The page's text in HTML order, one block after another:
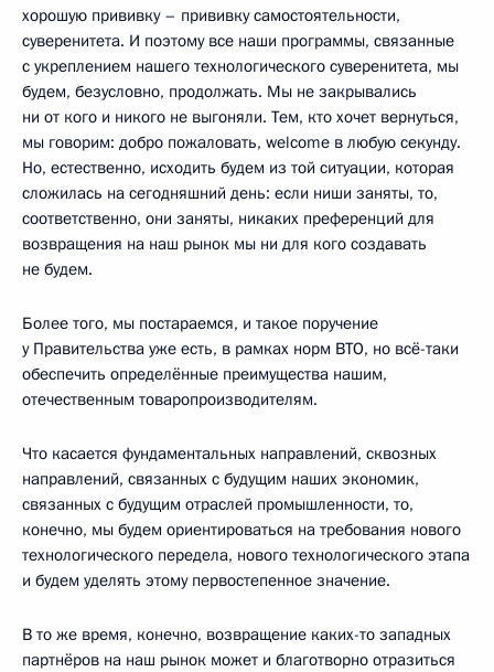
хорошую прививку – прививку самостоятельности,
суверенитета. И поэтому все наши программы, связанные
с укреплением нашего технологического суверенитета, мы
будем, безусловно, продолжать. Мы не закрывались
ни от кого и никого не выгоняли. Тем, кто хочет вернуться,
мы говорим: добро пожаловать, welcome в любую секунду.
Но, естественно, исходить будем из той ситуации, которая
сложилась на сегодняшний день: если ниши заняты, то,
соответственно, они заняты, никаких преференций для
возвращения на наш рынок мы ни для кого создавать
не будем.
Более того, мы постараемся, и такое поручение
у Правительства уже есть, в рамках норм ВТО, но всё-таки
обеспечить определённые преимущества нашим,
отечественным товаропроизводителям.
Что касается фундаментальных направлений, сквозных
направлений, связанных с будущим наших экономик,
связанных с будущим отраслей промышленности, то,
конечно, мы будем ориентироваться на требования нового
технологического передела, нового технологического этапа
и будем уделять этому первостепенное значение.
В то же время, конечно, возвращение каких-то западных
партнёров на наш рынок может и благотворно отразиться